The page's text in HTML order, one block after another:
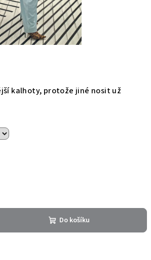
kalhoty, protože jiné nosit už
Do košíku